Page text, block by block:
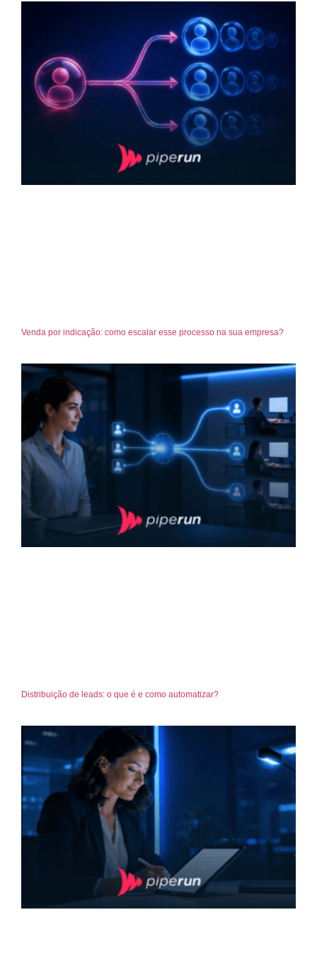
Venda por indicação: como escalar esse processo na sua empresa?
Distribuição de leads: o que é e como automatizar?